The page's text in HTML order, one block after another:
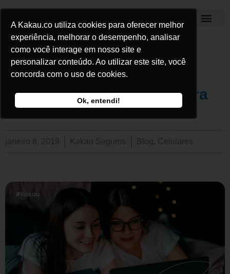
A Kakau.co utiliza cookies para oferecer melhor
experiência, melhorar o desempenho, analisar
como você interage em nosso site e
personalizar conteúdo. Ao utilizar este site, você
concorda com o uso de cookies.
Ok, entendi!
Entenda como funciona a
indenização do seguro para
celular
janeiro 8, 2019 Kakau Seguros Blog , Celulares